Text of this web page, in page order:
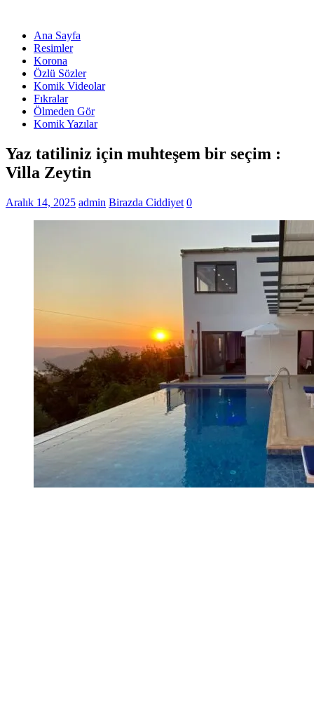
Ana Sayfa
Resimler
Korona
Özlü Sözler
Komik Videolar
Fıkralar
Ölmeden Gör
Komik Yazılar
Yaz tatiliniz için muhteşem bir seçim :
Villa Zeytin
Aralık 14, 2025 admin Birazda Ciddiyet 0